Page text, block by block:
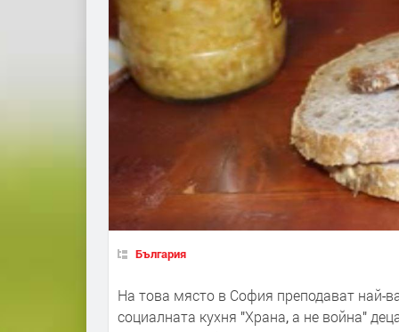
България
На това място в София преподават най-
социалната кухня "Храна, а не война"